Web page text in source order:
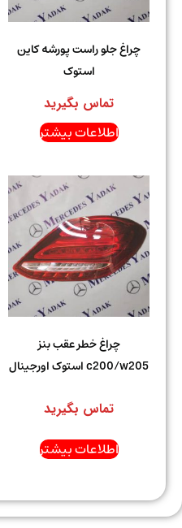
چراغ جلو راست پورشه کاین
استوک
تماس بگیرید
اطلاعات بیشتر
چراغ خطر عقب بنز
c200/w205 استوک اورجینال
تماس بگیرید
اطلاعات بیشتر